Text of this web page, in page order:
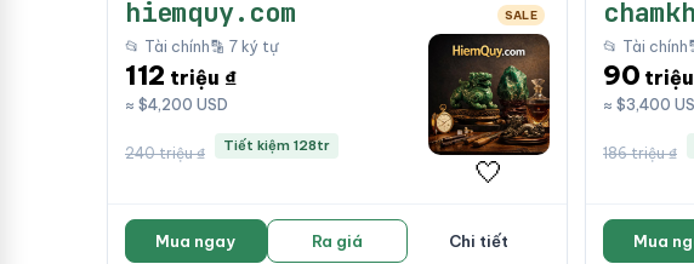
hiemquy.com SALE
📂 Tài chính🔡 7 ký tự
112 triệu ₫
≈ $4,200 USD
240 triệu ₫ Tiết kiệm 128tr
🤍
Mua ngay Ra giá Chi tiết
📂 Tài chính
90
≈ $3,400
186 triệu ₫
Mua